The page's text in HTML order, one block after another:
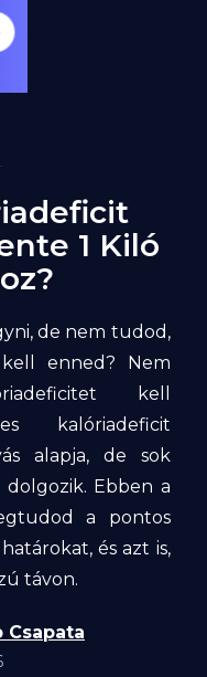
1 Kiló
de nem tudod,
enned? Nem
kell
kalóriadeficit
alapja, de sok
Ebben a
a pontos
és azt is,
távon.
Csapata